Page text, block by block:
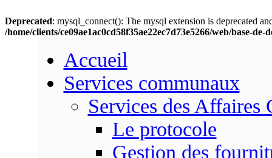
Deprecated: mysql_connect(): The mysql extension is deprecated
/home/clients/ce09ae1ac0cd58f35ae22ec7d73e5266/web/base-de-
Accueil
Services communaux
Services des Affaires
Le protocole
Gestion des